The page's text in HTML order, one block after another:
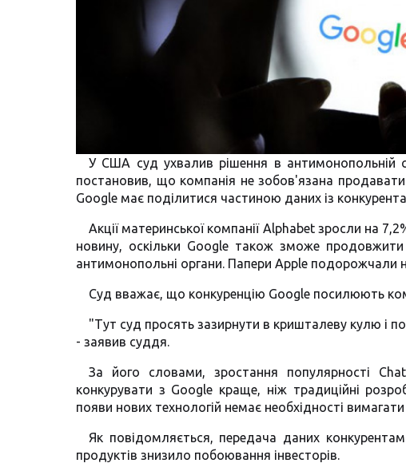
У США суд ухвалив рішення в антимонопольній
постановив, що компанія не зобов'язана
Google має поділитися частиною даних із
Акції материнської компанії Alphabet зросли на
новину, оскільки Google також зможе
антимонопольні органи. Папери Apple подорожчали
Суд вважає, що конкуренцію Google посилюють
"Тут суд просять зазирнути в кришталеву кулю і
- заявив суддя.
За його словами, зростання популярності
конкурувати з Google краще, ніж традиційні
появи нових технологій немає необхідності
Як повідомляється, передача даних
продуктів знизило побоювання інвесторів.